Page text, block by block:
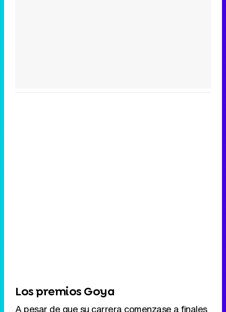
Los premios Goya
A pesar de que su carrera comenzase a finales